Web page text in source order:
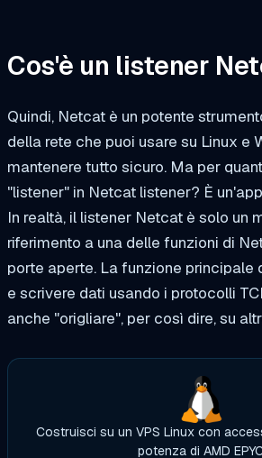
Cos'è un listener
Quindi, Netcat è un potente
della rete che puoi usare su Linux e
mantenere tutto sicuro. Ma per
"listener" in Netcat listener? È
In realtà, il listener Netcat è solo un
riferimento a una delle funzioni di
porte aperte. La funzione principale
e scrivere dati usando i protocolli
anche "origliare", per così dire, su
Costruisci su un VPS Linux con
potenza di AMD